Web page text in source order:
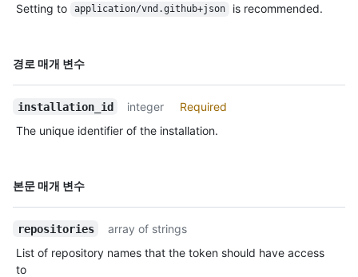
Setting to
application/vnd.github+json is recommended.
경로 매개 변수
이름,
installation_id integer
Required
The unique identifier of the installation.
본문 매개 변수
이름,
repositories
array of strings
List of repository names that the token should have access
to